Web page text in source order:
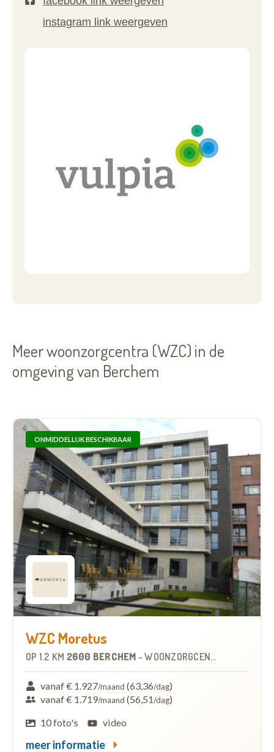
Meer woonzorgcentra (WZC) in de
omgeving van Berchem
ONMIDDELLIJK BESCHIKBAAR
WZC Moretus
OP 1.2 KM 2600 BERCHEM -WOONZORGCENTRUM (WZC)
vanaf € 1.927/maand (63,36/dag)
vanaf € 1.719/maand (56,51/dag)
10 foto's
video
meer informatie